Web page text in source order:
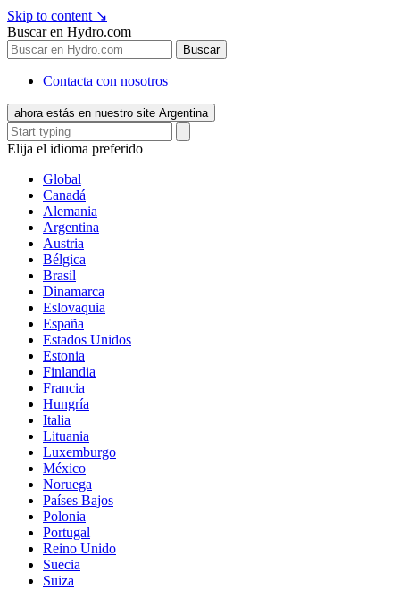
Skip to content ↘
Buscar en Hydro.com
Buscar
Contacta con nosotros
ahora estás en nuestro site Argentina
Elija el idioma preferido
Global
Canadá
Alemania
Argentina
Austria
Bélgica
Brasil
Dinamarca
Eslovaquia
España
Estados Unidos
Estonia
Finlandia
Francia
Hungría
Italia
Lituania
Luxemburgo
México
Noruega
Países Bajos
Polonia
Portugal
Reino Unido
Suecia
Suiza